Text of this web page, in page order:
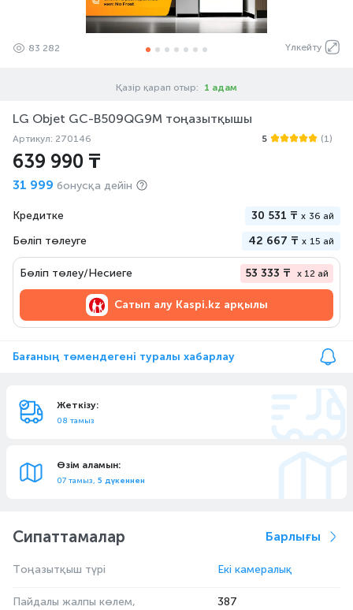
Үлкейту
83 282
Қазір қарап отыр: 1 адам
LG Objet GC-B509QG9M тоңазытқышы
Артикул: 270146 5 (1)
639 990 ₸
31 999 бонусқа дейін
Кредитке 30 531 ₸ x 36 ай
Бөліп төлеуге 42 667 ₸ x 15 ай
Бөліп төлеу/Несиеге 53 333 ₸ x 12 ай
Сатып алуKaspi.kz арқылы
Бағаның төмендегені туралы хабарлау
Жеткізу:
08 тамыз
Өзім аламын:
07 тамыз, 5 дүкеннен
Сипаттамалар Барлығы
Тоңазытқыш түрі Екі камералық
Пайдалы жалпы көлем,
387